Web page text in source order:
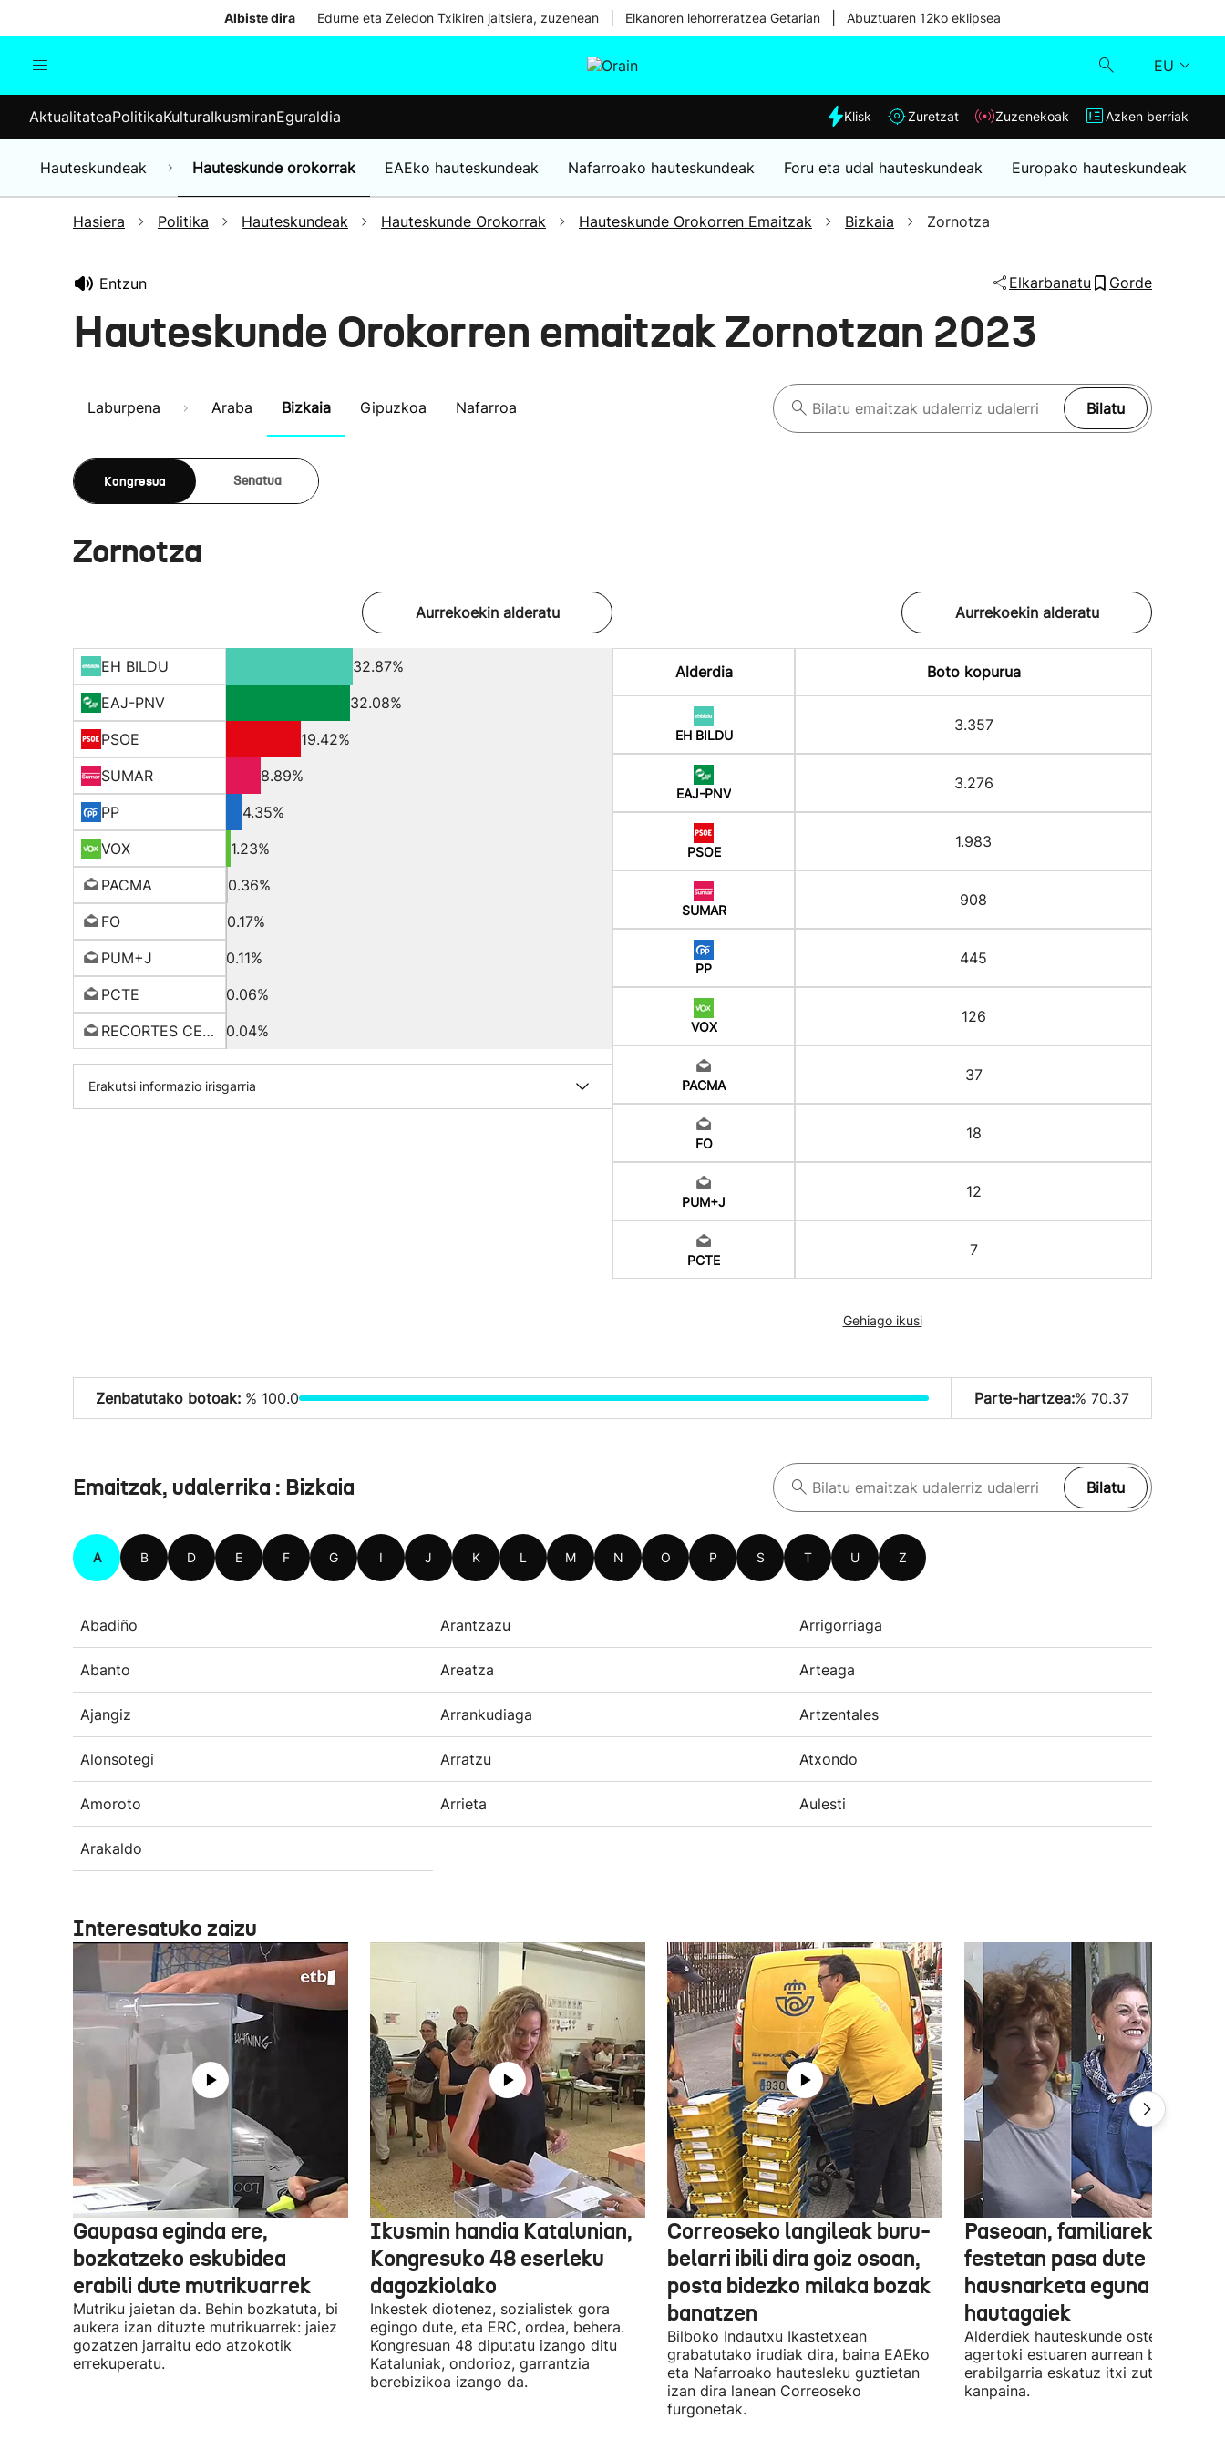
Albiste dira Edurne eta Zeledon Txikiren jaitsiera, zuzenean Elkanoren lehorreratzea Getarian Abuztuaren 12ko eklipsea
EU
Munduko albisteak
Hauteskundeak
Eguraldia
Klisk
Zuzenekoak
Azken berriak
AktualitateaPolitikaKulturaIkusmiranEguraldia Klisk Zuretzat Zuzenekoak Azken berriak
Hauteskundeak Hauteskunde orokorrak EAEko hauteskundeak Nafarroako hauteskundeak Foru eta udal hauteskundeak Europako hauteskundeak
Hasiera Politika Hauteskundeak Hauteskunde Orokorrak Hauteskunde Orokorren Emaitzak Bizkaia Zornotza
Entzun Elkarbanatu Gorde
Hauteskunde Orokorren emaitzak Zornotzan 2023
Laburpena Araba Bizkaia Gipuzkoa Nafarroa Bilatu
Kongresua Senatua
Zornotza
Aurrekoekin alderatu
EH BILDU
32.87%
EAJ-PNV
32.08%
PSOE
19.42%
SUMAR
8.89%
PP
4.35%
VOX
1.23%
PACMA
0.36%
FO
0.17%
PUM+J
0.11%
PCTE
0.06%
RECORTES CERO
0.04%
Erakutsi informazio irisgarria
Aurrekoekin alderatu
Alderdia Boto kopurua
EH BILDU
3.357
EAJ-PNV
3.276
PSOE
1.983
SUMAR
908
PP
445
VOX
126
PACMA
37
FO
18
PUM+J
12
PCTE
7
Gehiago ikusi
Zenbatutako botoak: % 100.0 Parte-hartzea:% 70.37
Emaitzak, udalerrika : Bizkaia Bilatu
A B D E F G I J K L M N O P S T U Z
Abadiño Arantzazu Arrigorriaga
Abanto Areatza Arteaga
Ajangiz Arrankudiaga Artzentales
Alonsotegi Arratzu Atxondo
Amoroto Arrieta Aulesti
Arakaldo
Interesatuko zaizu
Gaupasa eginda ere,
bozkatzeko eskubidea
erabili dute mutrikuarrek
Mutriku jaietan da. Behin bozkatuta, bi
aukera izan dituzte mutrikuarrek: jaiez
gozatzen jarraitu edo atzokotik
errekuperatu.
Ikusmin handia Katalunian,
Kongresuko 48 eserleku
dagozkiolako
Inkestek diotenez, sozialistek gora
egingo dute, eta ERC, ordea, behera.
Kongresuan 48 diputatu izango ditu
Kataluniak, ondorioz, garrantzia
berebizikoa izango da.
Correoseko langileak buru-
belarri ibili dira goiz osoan,
posta bidezko milaka bozak
banatzen
Bilboko Indautxu Ikastetxean
grabatutako irudiak dira, baina EAEko
eta Nafarroako hautesleku guztietan
izan dira lanean Correoseko
furgonetak.
Paseoan, familiarekin edo
festetan pasa dute
hausnarketa eguna
hautagaiek
Alderdiek hauteskunde osteko
agertoki estuaren aurrean boto
erabilgarria eskatuz itxi zuten atzo
kanpaina.